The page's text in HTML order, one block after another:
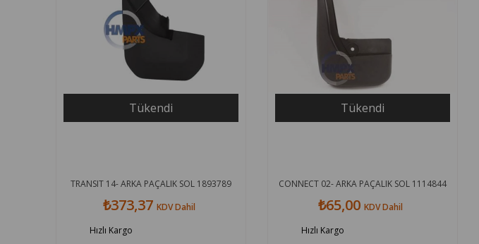
Tükendi
TRANSIT 14- ARKA PAÇALIK SOL 1893789
₺373,37 KDV Dahil
Hızlı Kargo
Tükendi
CONNECT 02- ARKA PAÇALIK SOL 1114844
₺65,00 KDV Dahil
Hızlı Kargo